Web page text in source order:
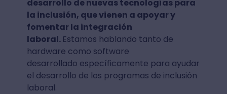
desarrollo de nuevas tecnologías para
la inclusión, que vienen a apoyar y
fomentar la integración
laboral. Estamos hablando tanto de
hardware como software
desarrollado específicamente para ayudar
el desarrollo de los programas de inclusión
laboral.